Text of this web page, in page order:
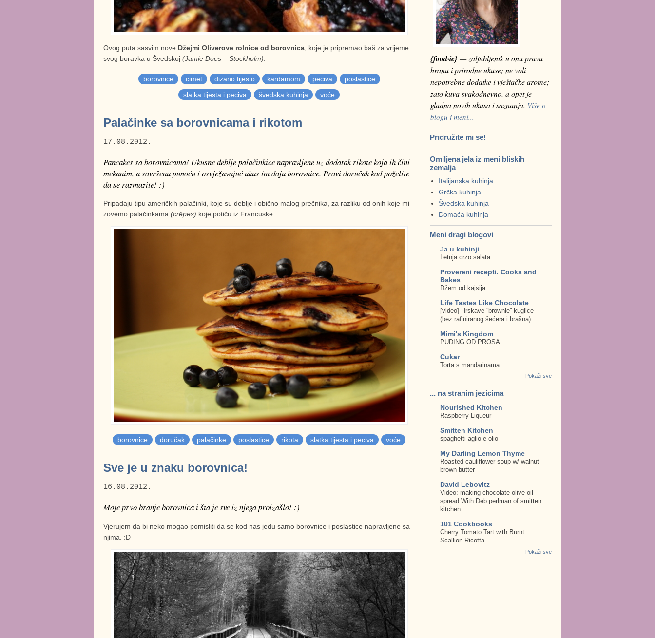
Ovog puta sasvim nove Džejmi Oliverove rolnice od borovnica , koje je pripremao baš za vrijeme
svog boravka u Švedskoj (Jamie Does – Stockholm)
borovnice cimet dizano tijesto kardamom peciva
poslastice
slatka tijesta i peciva
švedska kuhinja voće
Palačinke sa borovnicama i rikotom
17.08.2012.
Pancakes sa borovnicama! Ukusne deblje palačinkice napravljene uz dodatak rikote koja ih čini
mekanim, a savršenu punoću i osvježavajuć ukus im daju borovnice. Pravi doručak kad poželite
da se razmazite! :)
Pripadaju tipu američkih palačinki, koje su deblje i obično malog prečnika, za razliku od onih koje mi
zovemo palačinkama (crêpes) koje potiču iz Francuske.
borovnice doručak palačinke poslastice rikota slatka tijesta i peciva voće
Sve je u znaku borovnica!
16.08.2012.
Moje prvo branje borovnica i šta je sve iz njega proizašlo! :)
Vjerujem da bi neko mogao pomisliti da se kod nas jedu samo borovnice i poslastice napravljene sa
njima. :D
{food·ie} — zaljubljenik u onu pravu
hranu i prirodne ukuse; ne voli
nepotrebne dodatke i vještačke arome;
zato kuva svakodnevno, a opet je
gladna novih ukusa i saznanja. Više o
blogu i meni...
Pridružite mi se!
Omiljena jela iz meni bliskih
zemalja
Italijanska kuhinja
Grčka kuhinja
Švedska kuhinja
Domaća kuhinja
Meni dragi blogovi
Ja u kuhinji...
Letnja orzo salata
Provereni recepti. Cooks and
Bakes
Džem od kajsija
Life Tastes Like Chocolate
[video] Hrskave “brownie” kuglice
(bez rafiniranog šećera i brašna)
Mimi's Kingdom
PUDING OD PROSA
Cukar
Torta s mandarinama
Pokaži sve
... na stranim jezicima
Nourished Kitchen
Raspberry Liqueur
Smitten Kitchen
spaghetti aglio e olio
My Darling Lemon Thyme
Roasted cauliflower soup w/ walnut
brown butter
David Lebovitz
Video: making chocolate-olive oil
spread With Deb perlman of smitten
kitchen
101 Cookbooks
Cherry Tomato Tart with Burnt
Scallion Ricotta
Pokaži sve